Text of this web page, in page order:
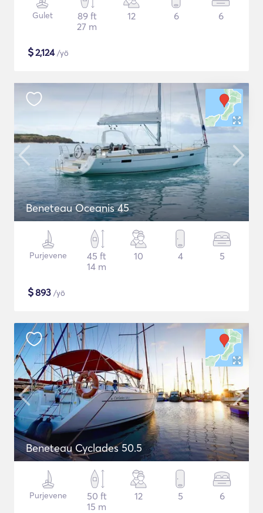
Gulet
89 ft
27 m
12 6 6
$2,124/yö
Beneteau Oceanis 45
Purjevene
45 ft
14 m
10 4 5
$893 /yö
Beneteau Cyclades 50.5
Purjevene
50 ft
15 m
12 5 6